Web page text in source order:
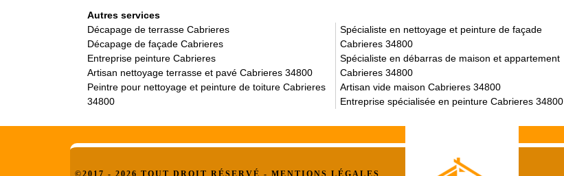
Autres services
Décapage de terrasse Cabrieres
Décapage de façade Cabrieres
Entreprise peinture Cabrieres
Artisan nettoyage terrasse et pavé Cabrieres 34800
Peintre pour nettoyage et peinture de toiture Cabrieres
34800
Spécialiste en nettoyage et peinture de façade
Cabrieres 34800
Spécialiste en débarras de maison et appartement
Cabrieres 34800
Artisan vide maison Cabrieres 34800
Entreprise spécialisée en peinture Cabrieres 34800
©2017 - 2026 TOUT DROIT RÉSERVÉ - MENTIONS LÉGALES